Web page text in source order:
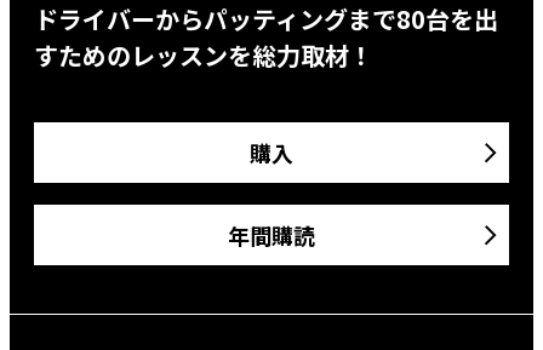
ドライバーからパッティングまで80台を出
すためのレッスンを総力取材！
購入
年間購読